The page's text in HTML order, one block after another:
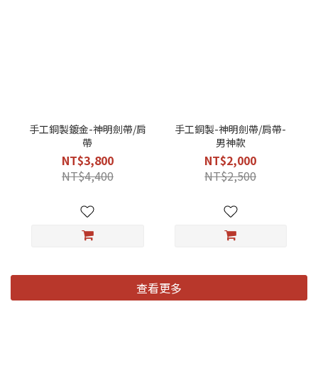
手工銅製鍍金-神明劍帶/肩
帶
NT$3,800
NT$4,400
手工銅製-神明劍帶/肩帶-
男神款
NT$2,000
NT$2,500
查看更多